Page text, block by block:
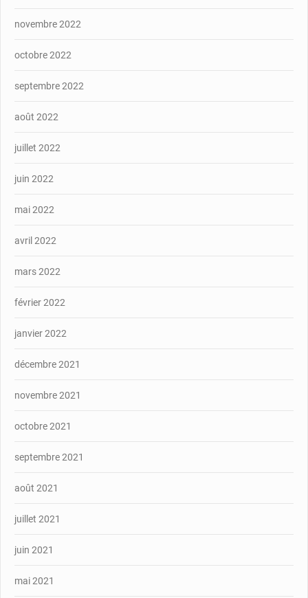
novembre 2022
octobre 2022
septembre 2022
août 2022
juillet 2022
juin 2022
mai 2022
avril 2022
mars 2022
février 2022
janvier 2022
décembre 2021
novembre 2021
octobre 2021
septembre 2021
août 2021
juillet 2021
juin 2021
mai 2021